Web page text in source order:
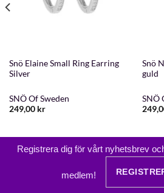
Snö Elaine Small Ring Earring
Silver
SNÖ Of Sweden
249,00 kr
Snö
guld
SNÖ
Registrera dig för vårt nyhetsbrev
medlem!